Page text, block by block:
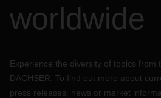
worldwide
Experience the diversity of topics from
DACHSER. To find out more about
press releases, news or market